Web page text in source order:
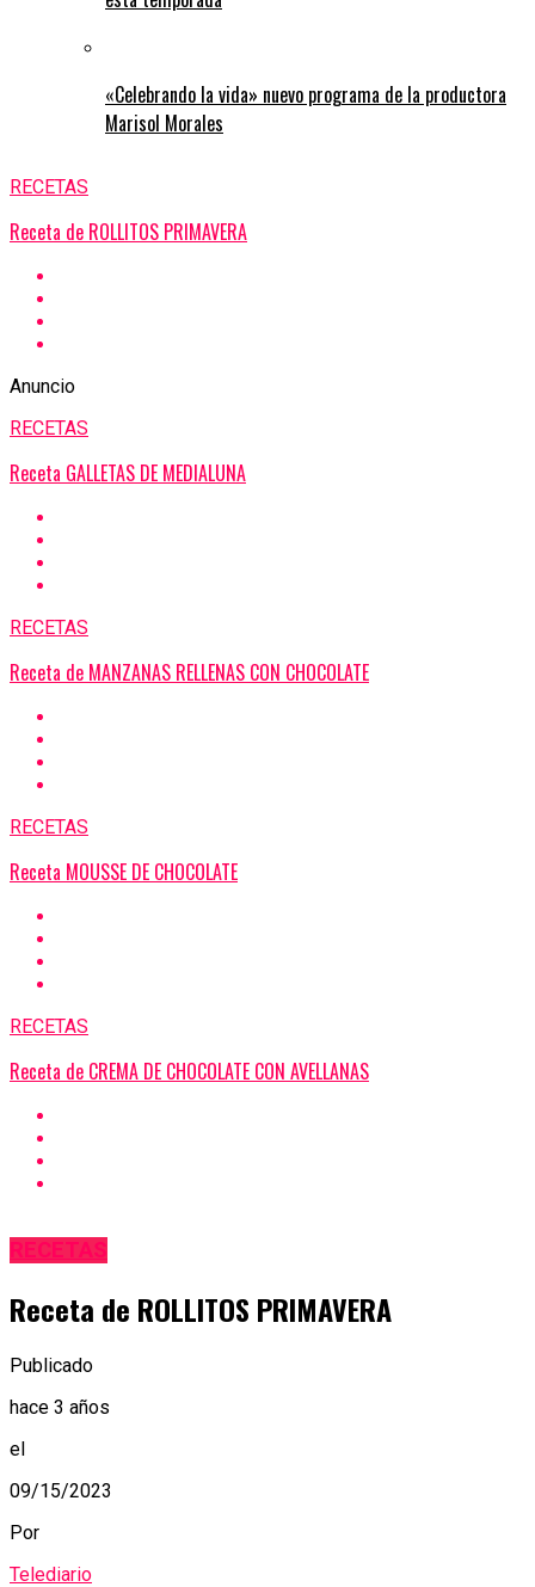
«Celebrando la vida» nuevo programa de la productora
Marisol Morales
RECETAS
Receta de ROLLITOS PRIMAVERA
Anuncio
RECETAS
Receta GALLETAS DE MEDIALUNA
RECETAS
Receta de MANZANAS RELLENAS CON CHOCOLATE
RECETAS
Receta MOUSSE DE CHOCOLATE
RECETAS
Receta de CREMA DE CHOCOLATE CON AVELLANAS
RECETAS
Receta de ROLLITOS PRIMAVERA
Publicado
hace 3 años
el
09/15/2023
Por
Telediario